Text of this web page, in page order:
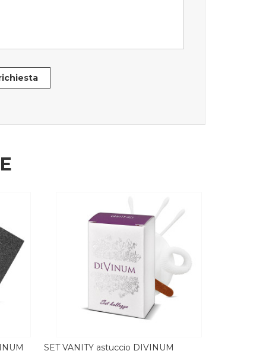
SET IGIENE ORALE astuccio NEUTRO